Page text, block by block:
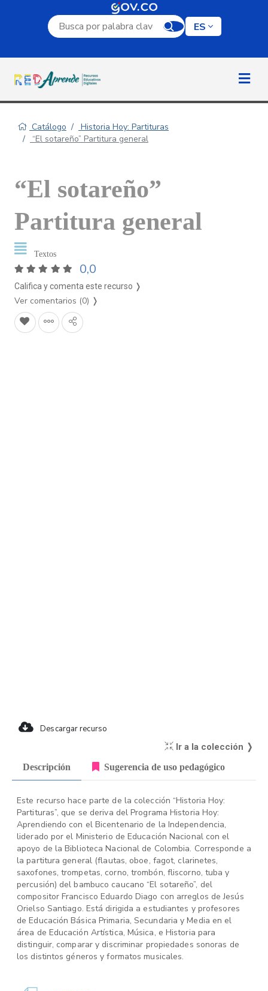
Campo de búsqueda por palabra clave
ES
Catálogo
Historia Hoy: Partituras
“El sotareño” Partitura general
“El sotareño”
Partitura general
Textos
0,0
Califica y comenta este recurso ❭
Ver comentarios (0) ❭
Descargar recurso
Ir a la colección ❭
Descripción Sugerencia de uso pedagógico
Este recurso hace parte de la colección “Historia Hoy:
Partituras”, que se deriva del Programa Historia Hoy:
Aprendiendo con el Bicentenario de la Independencia,
liderado por el Ministerio de Educación Nacional con el
apoyo de la Biblioteca Nacional de Colombia. Corresponde a
la partitura general (flautas, oboe, fagot, clarinetes,
saxofones, trompetas, corno, trombón, fliscorno, tuba y
percusión) del bambuco caucano “El sotareño”, del
compositor Francisco Eduardo Diago con arreglos de Jesús
Orielso Santiago. Está dirigida a estudiantes y profesores
de Educación Básica Primaria, Secundaria y Media en el
área de Educación Artística, Música, e Historia para
distinguir, comparar y discriminar propiedades sonoras de
los distintos géneros y formatos musicales.